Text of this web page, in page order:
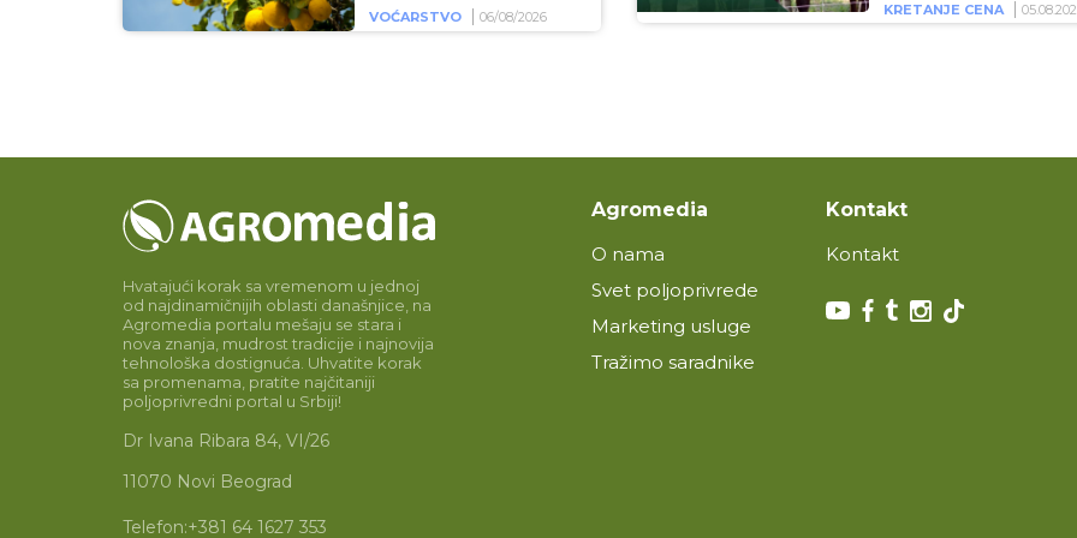
VOĆARSTVO 06/08/2026 KRETANJE CENA
Hvatajući korak sa vremenom u jednoj
od najdinamičnijih oblasti današnjice, na
Agromedia portalu mešaju se stara i
nova znanja, mudrost tradicije i najnovija
tehnološka dostignuća. Uhvatite korak
sa promenama, pratite najčitaniji
poljoprivredni portal u Srbiji!
Dr Ivana Ribara 84, VI/26
11070 Novi Beograd
Telefon:+381 64 1627 353
Agromedia
O nama
Svet poljoprivrede
Marketing usluge
Tražimo saradnike
Kontakt
Kontakt